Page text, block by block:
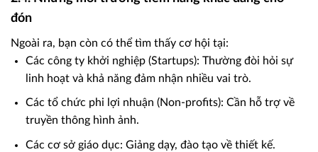
đón
Ngoài ra, bạn còn có thể tìm thấy cơ hội tại:
Các công ty khởi nghiệp (Startups): Thường đòi hỏi sự
linh hoạt và khả năng đảm nhận nhiều vai trò.
Các tổ chức phi lợi nhuận (Non-profits): Cần hỗ trợ về
truyền thông hình ảnh.
Các cơ sở giáo dục: Giảng dạy, đào tạo về thiết kế.